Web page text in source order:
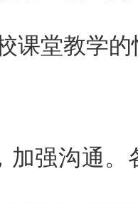
课堂教学
加强沟通